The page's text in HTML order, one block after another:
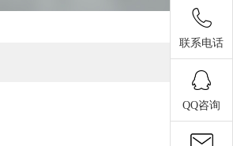
联系电话
QQ咨询